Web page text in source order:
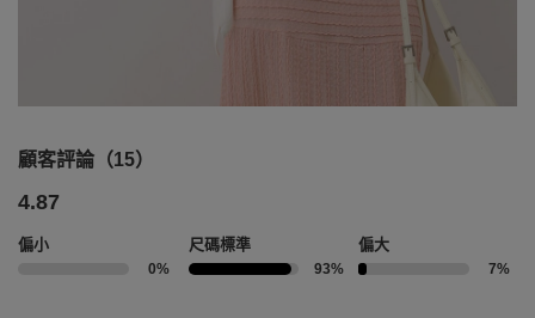
顧客評論（15）
4.87
偏小
0%
尺碼標準
93%
偏大
7%